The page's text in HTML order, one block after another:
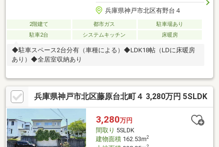
兵庫県神戸市北区有野台４
2階建て 都市ガス
駐車場あり
駐車2台
システムキッチン 床暖房
◆駐車スペース2台分有（車種による）◆LDK18帖（LDに床暖房
あり）◆全居室収納あり
兵庫県神戸市北区藤原台北町４ 3,280万円 5SLDK
3,280万円
間取り 5SLDK
建物面積162.53m2